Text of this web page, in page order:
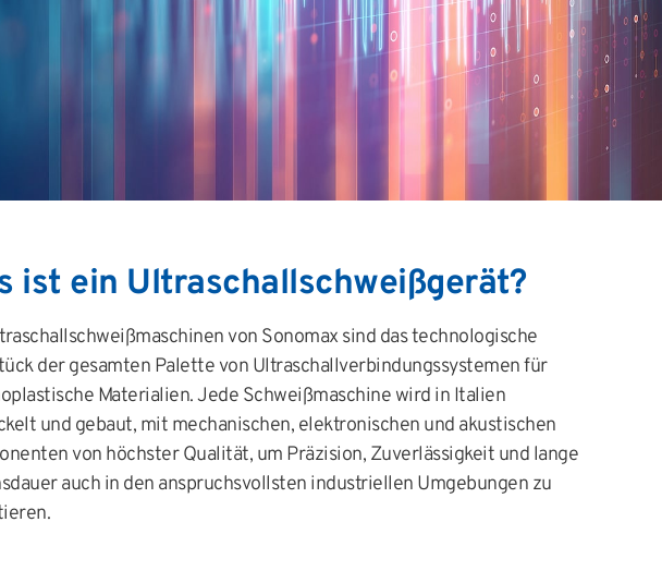
ist ein Ultraschallschweißgerät?
von Sonomax sind das technologische
der gesamten Palette von Ultraschallverbindungssystemen für
Materialien. Jede Schweißmaschine wird in Italien
und gebaut, mit mechanischen, elektronischen und akustischen
von höchster Qualität, um Präzision, Zuverlässigkeit und lange
auch in den anspruchsvollsten industriellen Umgebungen zu